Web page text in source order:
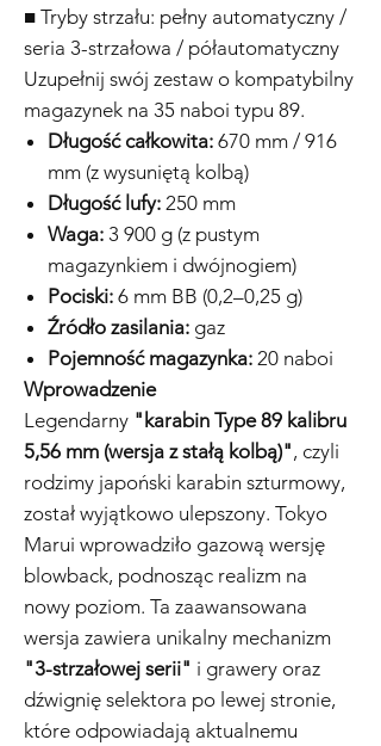
■ Tryby strzału: pełny automatyczny /
seria 3-strzałowa / półautomatyczny
Uzupełnij swój zestaw o kompatybilny
magazynek na 35 naboi typu 89.
Długość całkowita: 670 mm / 916
mm (z wysuniętą kolbą)
Długość lufy: 250 mm
Waga: 3 900 g (z pustym
magazynkiem i dwójnogiem)
Pociski: 6 mm BB (0,2–0,25 g)
Źródło zasilania: gaz
Pojemność magazynka: 20 naboi
Wprowadzenie
Legendarny "karabin Type 89 kalibru
5,56 mm (wersja z stałą kolbą)", czyli
rodzimy japoński karabin szturmowy,
został wyjątkowo ulepszony. Tokyo
Marui wprowadziło gazową wersję
blowback, podnosząc realizm na
nowy poziom. Ta zaawansowana
wersja zawiera unikalny mechanizm
"3-strzałowej serii" i grawery oraz
dźwignię selektora po lewej stronie,
które odpowiadają aktualnemu